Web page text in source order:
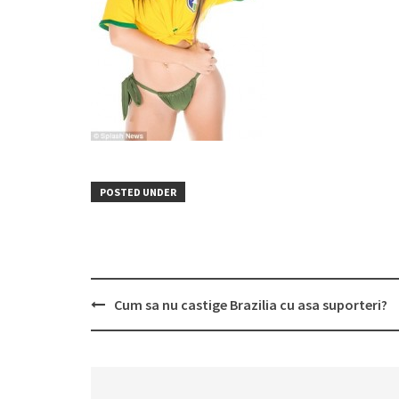
POSTED UNDER
PostCum sa nu castige Brazilia cu asa suporteri?